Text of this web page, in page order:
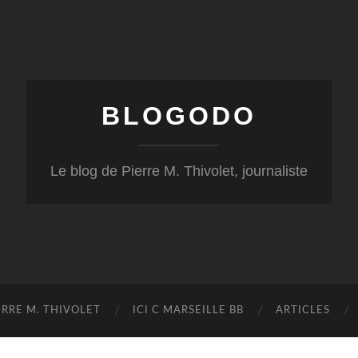
BLOGODO
Le blog de Pierre M. Thivolet, journaliste
M. THIVOLET ICI C MARSEILLE BB ARTICLES